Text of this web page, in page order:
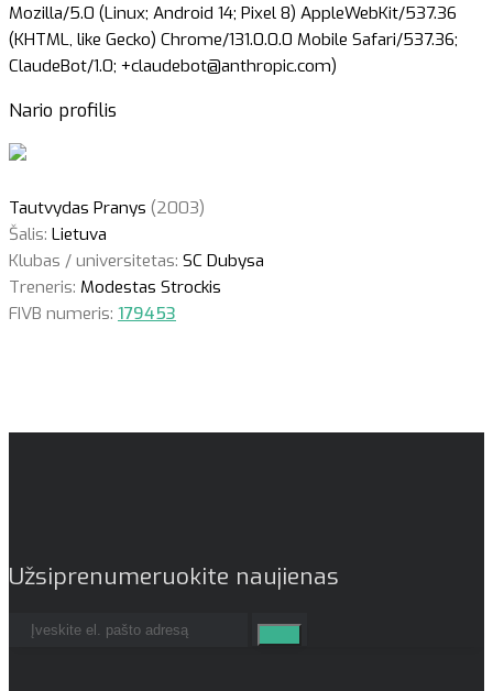
Mozilla/5.0 (Linux; Android 14; Pixel 8) AppleWebKit/537.36
(KHTML, like Gecko) Chrome/131.0.0.0 Mobile Safari/537.36;
ClaudeBot/1.0; +claudebot@anthropic.com)
Nario profilis
Tautvydas Pranys (2003)
Šalis: Lietuva
Klubas / universitetas: SC Dubysa
Treneris: Modestas Strockis
FIVB numeris: 179453
Užsiprenumeruokite naujienas